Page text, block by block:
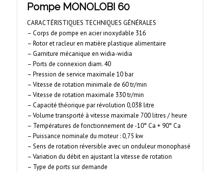
Pompe MONOLOBI 60
CARACTÉRISTIQUES TECHNIQUES GÉNÉRALES
– Corps de pompe en acier inoxydable 316
– Rotor et racleur en matière plastique alimentaire
– Garniture mécanique en widia-widia
– Ports de connexion diam. 40
– Pression de service maximale 10 bar
– Vitesse de rotation minimale de 60 tr/min
– Vitesse de rotation maximale 330 tr/min
– Capacité théorique par révolution 0,038 litre
– Volume transporté à vitesse maximale 700 litres / heure
– Températures de fonctionnement de -10° Ca + 90° Ca
– Puissance nominale du moteur : 0,75 kw
– Sens de rotation réversible avec un onduleur monophasé
– Variation du débit en ajustant la vitesse de rotation
– Type de ports sur demande